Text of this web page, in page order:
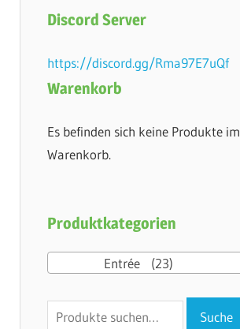
Discord Server
https://discord.gg/Rma97E7uQf
Warenkorb
Es befinden sich keine Produkte im
Warenkorb.
Produktkategorien
Entrée (23)
Suche